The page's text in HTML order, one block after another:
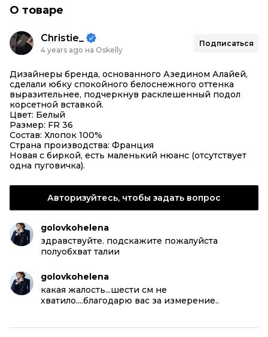
О товаре
Christie_
4 years ago на Oskelly
Подписаться
Дизайнеры бренда, основанного Азедином Алайей,
сделали юбку спокойного белоснежного оттенка
выразительнее, подчеркнув расклешенный подол
корсетной вставкой.
Цвет: Белый
Размер: FR 36
Состав: Хлопок 100%
Страна производства: Франция
Новая с биркой, есть маленький нюанс (отсутствует
одна пуговичка).
Авторизуйтесь, чтобы задать вопрос
golovkohelena
здравствуйте. подскажите пожалуйста
полуобхват талии
golovkohelena
какая жалость...шести см не
хватило....благодарю вас за измерение..